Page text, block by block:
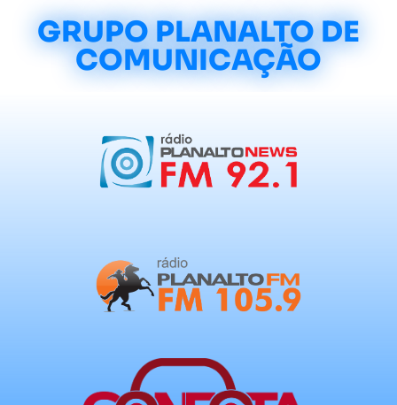
GRUPO PLANALTO DE
COMUNICAÇÃO